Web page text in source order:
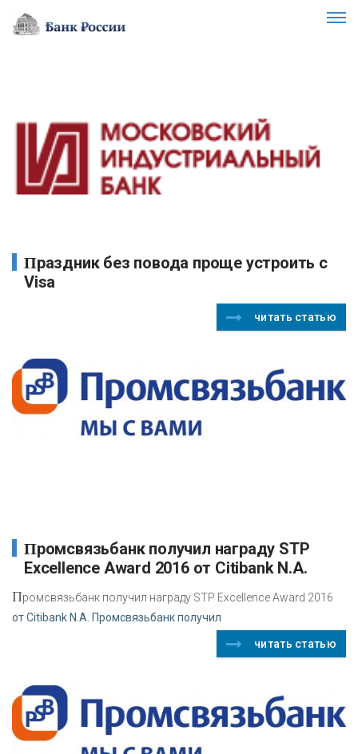
Праздник без повода проще устроить с
Visa
читать статью
Промсвязьбанк получил награду STP
Excellence Award 2016 от Citibank N.A.
Промсвязьбанк получил награду STP Excellence Award 2016
от Citibank N.A. Промсвязьбанк получил
читать статью